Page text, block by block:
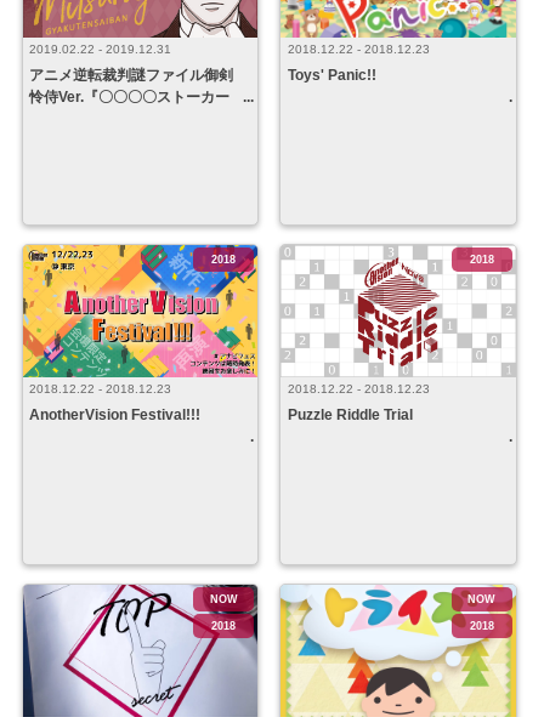
2019.02.22 - 2019.12.31
アニメ逆転裁判謎ファイル御剣
怜侍Ver.『〇〇〇〇ストーカー
2018.12.22 - 2018.12.23
Toys' Panic!!
2018.12.22 - 2018.12.23
AnotherVision Festival!!!
2018
2018.12.22 - 2018.12.23
Puzzle Riddle Trial
2018
NOW
2018
NOW
2018